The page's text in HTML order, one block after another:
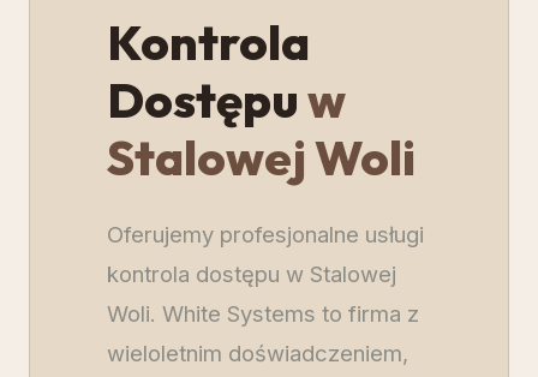
Kontrola
Dostępuw
Stalowej Woli
Oferujemy profesjonalne usługi
kontrola dostępu w Stalowej
Woli. White Systems to firma z
wieloletnim doświadczeniem,